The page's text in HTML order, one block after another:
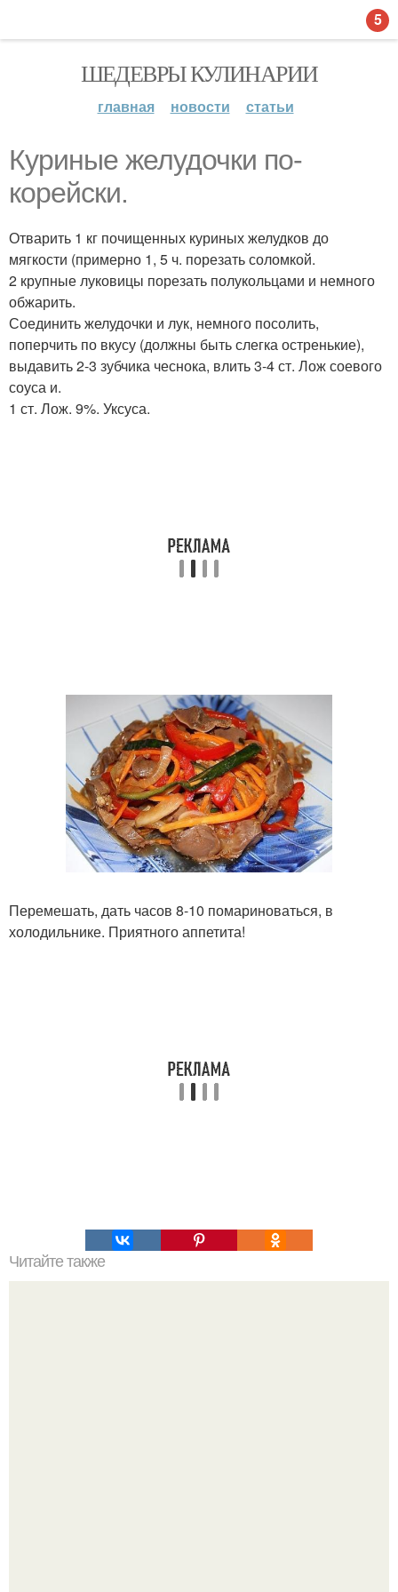
ШЕДЕВРЫ КУЛИНАРИИ
главная новости статьи
Куриные желудочки по-
корейски.
Отварить 1 кг почищенных куриных желудков до
мягкости (примерно 1, 5 ч. порезать соломкой.
2 крупные луковицы порезать полукольцами и немного
обжарить.
Соединить желудочки и лук, немного посолить,
поперчить по вкусу (должны быть слегка остренькие),
выдавить 2-3 зубчика чеснока, влить 3-4 ст. Лож соевого
соуса и.
1 ст. Лож. 9%. Уксуса.
Перемешать, дать часов 8-10 помариноваться, в
холодильнике. Приятного аппетита!
Читайте также
5